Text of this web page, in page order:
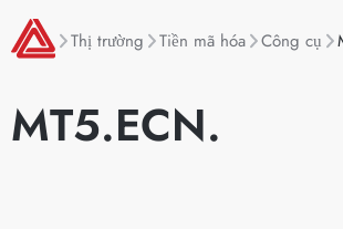
Thị trường Tiền mã hóa Công cụ
MT5.ECN.